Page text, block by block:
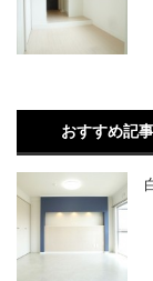
おすすめ記事